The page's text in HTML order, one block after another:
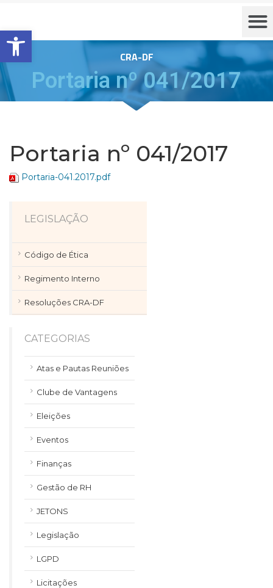
Barra de Ferramentas Aberta
CRA-DF
Portaria nº 041/2017
Portaria nº 041/2017
Portaria-041.2017.pdf
LEGISLAÇÃO
Código de Ética
Regimento Interno
Resoluções CRA-DF
CATEGORIAS
Atas e Pautas Reuniões
Clube de Vantagens
Eleições
Eventos
Finanças
Gestão de RH
JETONS
Legislação
LGPD
Licitações